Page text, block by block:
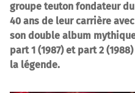
groupe teuton fondateur
40 ans de leur carrière
son double album
part 1 (1987) et part 2
la légende.